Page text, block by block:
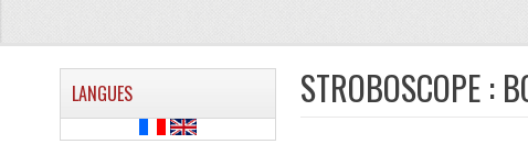
STROBOSCOPE :
LANGUES